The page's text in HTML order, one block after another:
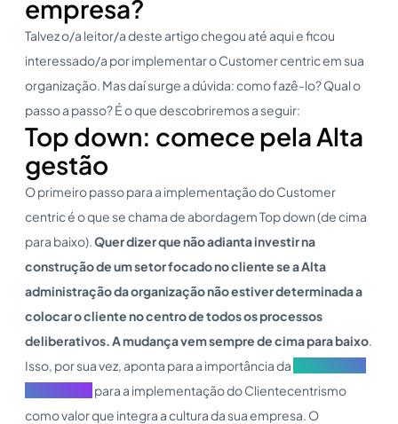
empresa?
Talvez o/a leitor/a deste artigo chegou até aqui e ficou
interessado/a por implementar o Customer centric em sua
organização. Mas daí surge a dúvida: como fazê-lo? Qual o
passo a passo? É o que descobriremos a seguir:
Top down: comece pela Alta
gestão
O primeiro passo para a implementação do Customer
centric é o que se chama de abordagem Top down (de cima
para baixo).Quer dizer que não adianta investir na
construção de um setor focado no cliente se a Alta
administração da organização não estiver determinada a
colocar o cliente no centro de todos os processos
deliberativos. A mudança vem sempre de cima para baixo.
Isso, por sua vez, aponta para a importância da
para a implementação do Clientecentrismo
como valor que integra a cultura da sua empresa. O